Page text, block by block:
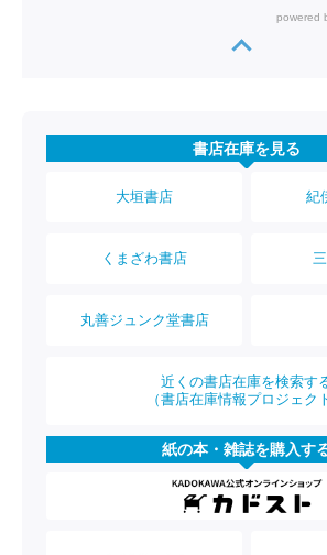
powered
書店在庫を見る
大垣書店 紀
くまざわ書店
丸善ジュンク堂書店
近くの書店在庫を検索す
（書店在庫情報プロジェク
紙の本・雑誌を購入す